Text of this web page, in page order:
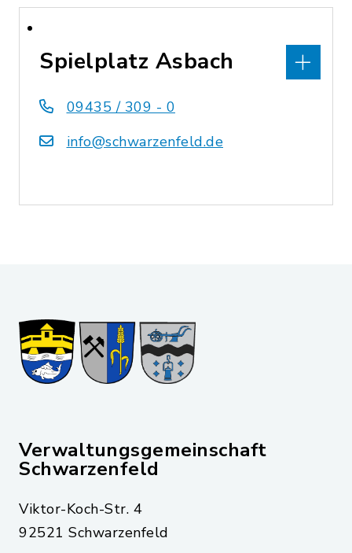
Spielplatz Asbach
09435 / 309 - 0
info@schwarzenfeld.de
Verwaltungsgemeinschaft
Schwarzenfeld
Viktor-Koch-Str. 4
92521 Schwarzenfeld